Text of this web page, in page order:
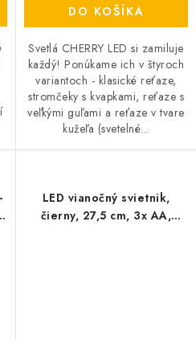
DO KOŠÍKA
Svetlá CHERRY LED si zamiluje
každý! Ponúkame ich v štyroch
variantoch - klasické reťaze,
stromčeky s kvapkami, reťaze s
veľkými guľami a reťaze v tvare
kužeľa (svetelné...
LED vianočný svietnik,
čierny, 27,5 cm, 3x AA,